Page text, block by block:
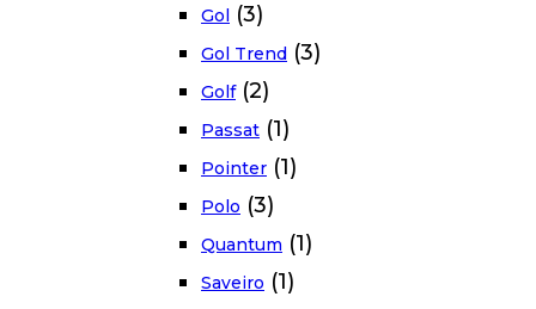
Gol (3)
Gol Trend (3)
Golf (2)
Passat (1)
Pointer (1)
Polo (3)
Quantum (1)
Saveiro (1)